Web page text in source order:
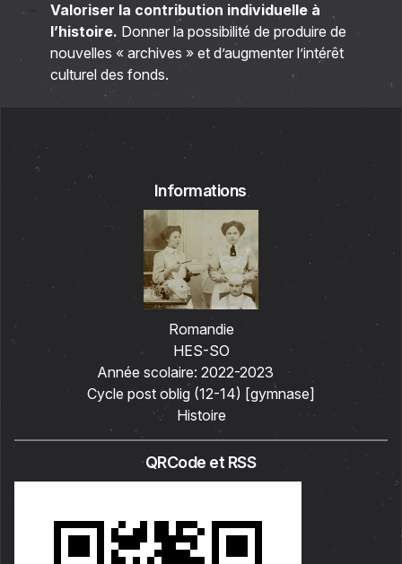
Valoriser la contribution individuelle à
l’histoire. Donner la possibilité de produire de
nouvelles « archives » et d’augmenter l’intérêt
culturel des fonds.
Informations
Romandie
HES-SO
Année scolaire: 2022-2023
Cycle post oblig (12-14) [gymnase]
Histoire
QRCode et RSS